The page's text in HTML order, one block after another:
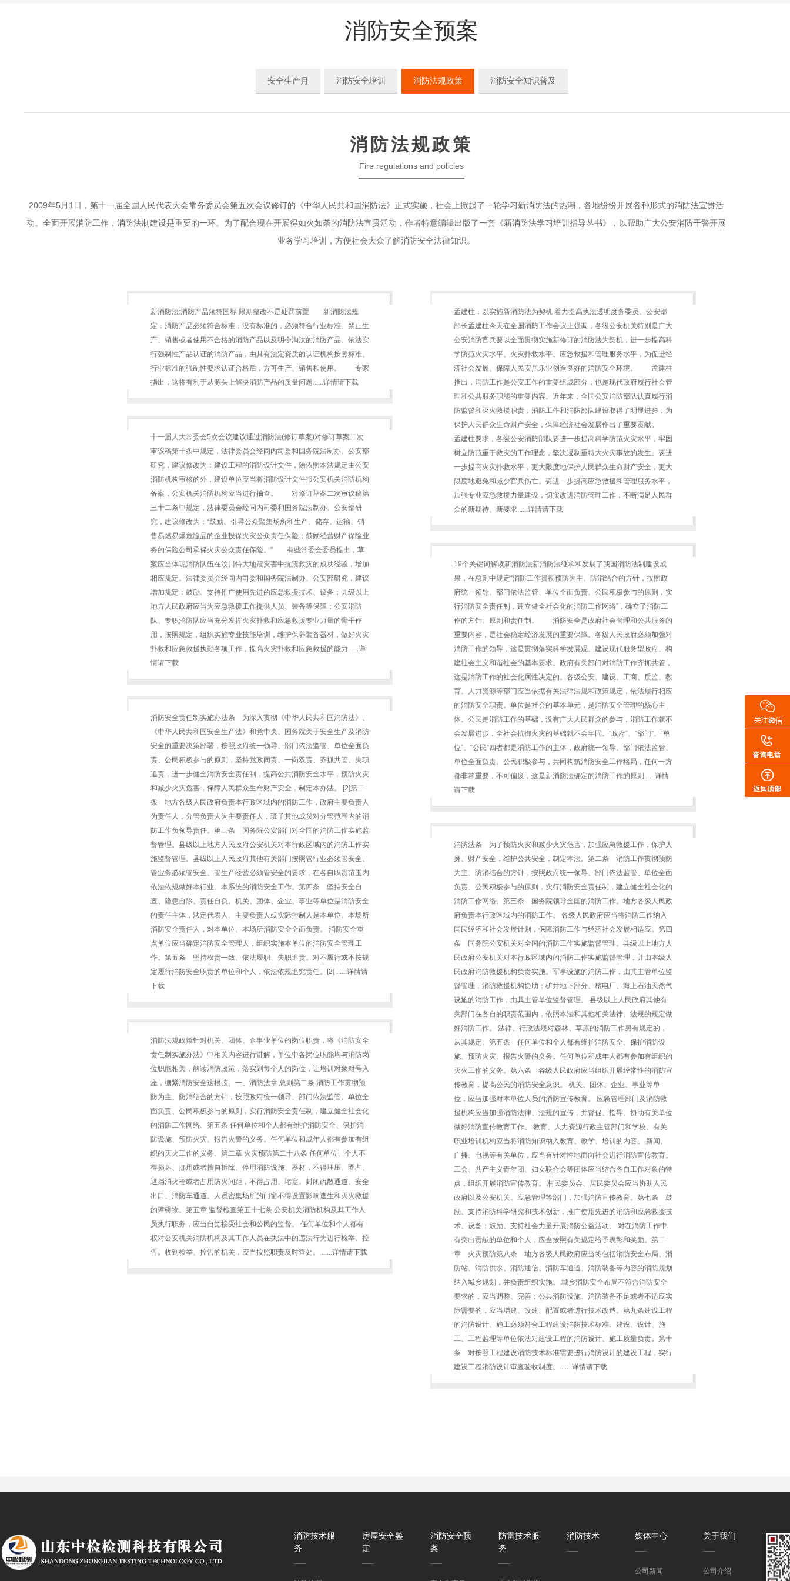
消防安全预案
安全生产月 消防安全培训 消防法规政策 消防安全知识普及
消防法规政策
Fire regulations and policies
2009年5月1日，第十一届全国人民代表大会常务委员会第五次会议修订的《中华人民共和国消防法》正式实施，社会上掀起了一轮学习新消防法的热潮，各地纷纷开展各种形式的消防法宣贯活
动。全面开展消防工作，消防法制建设是重要的一环。为了配合现在开展得如火如荼的消防法宣贯活动，作者特意编辑出版了一套《新消防法学习培训指导丛书》，以帮助广大公安消防干警开展
业务学习培训，方便社会大众了解消防安全法律知识。
新消防法:消防产品须符国标 限期整改不是处罚前置 新消防法规
定：消防产品必须符合标准；没有标准的，必须符合行业标准。禁止生
产、销售或者使用不合格的消防产品以及明令淘汰的消防产品。依法实
行强制性产品认证的消防产品，由具有法定资质的认证机构按照标准、
行业标准的强制性要求认证合格后，方可生产、销售和使用。 专家
指出，这将有利于从源头上解决消防产品的质量问题......详情请下载
十一届人大常委会5次会议建议通过消防法(修订草案)对修订草案二次
审议稿第十条中规定，法律委员会经同内司委和国务院法制办、公安部
研究，建议修改为：建设工程的消防设计文件，除依照本法规定由公安
消防机构审核的外，建设单位应当将消防设计文件报公安机关消防机构
备案，公安机关消防机构应当进行抽查。 对修订草案二次审议稿第
三十二条中规定，法律委员会经同内司委和国务院法制办、公安部研
究，建议修改为：“鼓励、引导公众聚集场所和生产、储存、运输、销
售易燃易爆危险品的企业投保火灾公众责任保险；鼓励经营财产保险业
务的保险公司承保火灾公众责任保险。” 有些常委会委员提出，草
案应当体现消防队伍在汶川特大地震灾害中抗震救灾的成功经验，增加
相应规定。法律委员会经同内司委和国务院法制办、公安部研究，建议
增加规定：鼓励、支持推广使用先进的应急救援技术、设备；县级以上
地方人民政府应当为应急救援工作提供人员、装备等保障；公安消防
队、专职消防队应当充分发挥火灾扑救和应急救援专业力量的骨干作
用，按照规定，组织实施专业技能培训，维护保养装备器材，做好火灾
扑救和应急救援执勤各项工作，提高火灾扑救和应急救援的能力......详
情请下载
消防安全责任制实施办法条 为深入贯彻《中华人民共和国消防法》、
《中华人民共和国安全生产法》和党中央、国务院关于安全生产及消防
安全的重要决策部署，按照政府统一领导、部门依法监管、单位全面负
责、公民积极参与的原则，坚持党政同责、一岗双责、齐抓共管、失职
追责，进一步健全消防安全责任制，提高公共消防安全水平，预防火灾
和减少火灾危害，保障人民群众生命财产安全，制定本办法。 [2]第二
条 地方各级人民政府负责本行政区域内的消防工作，政府主要负责人
为责任人，分管负责人为主要责任人，班子其他成员对分管范围内的消
防工作负领导责任。第三条 国务院公安部门对全国的消防工作实施监
督管理。县级以上地方人民政府公安机关对本行政区域内的消防工作实
施监督管理。县级以上人民政府其他有关部门按照管行业必须管安全、
管业务必须管安全、管生产经营必须管安全的要求，在各自职责范围内
依法依规做好本行业、本系统的消防安全工作。第四条 坚持安全自
查、隐患自除、责任自负。机关、团体、企业、事业等单位是消防安全
的责任主体，法定代表人、主要负责人或实际控制人是本单位、本场所
消防安全责任人，对本单位、本场所消防安全全面负责。 消防安全重
点单位应当确定消防安全管理人，组织实施本单位的消防安全管理工
作。第五条 坚持权责一致、依法履职、失职追责。对不履行或不按规
定履行消防安全职责的单位和个人，依法依规追究责任。[2] ......详情请
下载
消防法规政策针对机关、团体、企事业单位的岗位职责，将《消防安全
责任制实施办法》中相关内容进行讲解，单位中各岗位职能均与消防岗
位职能相关，解读消防政策，落实到每个人的岗位，让培训对象对号入
座，绷紧消防安全这根弦。一、消防法章 总则第二条 消防工作贯彻预
防为主、防消结合的方针，按照政府统一领导、部门依法监管、单位全
面负责、公民积极参与的原则，实行消防安全责任制，建立健全社会化
的消防工作网络。第五条 任何单位和个人都有维护消防安全、保护消
防设施、预防火灾、报告火警的义务。任何单位和成年人都有参加有组
织的灭火工作的义务。第二章 火灾预防第二十八条 任何单位、个人不
得损坏、挪用或者擅自拆除、停用消防设施、器材，不得埋压、圈占、
遮挡消火栓或者占用防火间距，不得占用、堵塞、封闭疏散通道、安全
出口、消防车通道。人员密集场所的门窗不得设置影响逃生和灭火救援
的障碍物。第五章 监督检查第五十七条 公安机关消防机构及其工作人
员执行职务，应当自觉接受社会和公民的监督。 任何单位和个人都有
权对公安机关消防机构及其工作人员在执法中的违法行为进行检举、控
告。收到检举、控告的机关，应当按照职责及时查处。 ......详情请下载
孟建柱：以实施新消防法为契机 着力提高执法透明度务委员、公安部
部长孟建柱今天在全国消防工作会议上强调，各级公安机关特别是广大
公安消防官兵要以全面贯彻实施新修订的消防法为契机，进一步提高科
学防范火灾水平、火灾扑救水平、应急救援和管理服务水平，为促进经
济社会发展、保障人民安居乐业创造良好的消防安全环境。 孟建柱
指出，消防工作是公安工作的重要组成部分，也是现代政府履行社会管
理和公共服务职能的重要内容。近年来，全国公安消防部队认真履行消
防监督和灭火救援职责，消防工作和消防部队建设取得了明显进步，为
保护人民群众生命财产安全，保障经济社会发展作出了重要贡献。
孟建柱要求，各级公安消防部队要进一步提高科学防范火灾水平，牢固
树立防范重于救灾的工作理念，坚决遏制重特大火灾事故的发生。要进
一步提高火灾扑救水平，更大限度地保护人民群众生命财产安全，更大
限度地避免和减少官兵伤亡。要进一步提高应急救援和管理服务水平，
加强专业应急救援力量建设，切实改进消防管理工作，不断满足人民群
众的新期待、新要求......详情请下载
19个关键词解读新消防法新消防法继承和发展了我国消防法制建设成
果，在总则中规定“消防工作贯彻预防为主、防消结合的方针，按照政
府统一领导、部门依法监管、单位全面负责、公民积极参与的原则，实
行消防安全责任制，建立健全社会化的消防工作网络”，确立了消防工
作的方针、原则和责任制。 消防安全是政府社会管理和公共服务的
重要内容，是社会稳定经济发展的重要保障。各级人民政府必须加强对
消防工作的领导，这是贯彻落实科学发展观、建设现代服务型政府、构
建社会主义和谐社会的基本要求。政府有关部门对消防工作齐抓共管，
这是消防工作的社会化属性决定的。各级公安、建设、工商、质监、教
育、人力资源等部门应当依据有关法律法规和政策规定，依法履行相应
的消防安全职责。单位是社会的基本单元，是消防安全管理的核心主
体。公民是消防工作的基础，没有广大人民群众的参与，消防工作就不
会发展进步，全社会抗御火灾的基础就不会牢固。“政府”、“部门”、“单
位”、“公民”四者都是消防工作的主体，政府统一领导、部门依法监管、
单位全面负责、公民积极参与，共同构筑消防安全工作格局，任何一方
都非常重要，不可偏废，这是新消防法确定的消防工作的原则......详情
请下载
消防法条 为了预防火灾和减少火灾危害，加强应急救援工作，保护人
身、财产安全，维护公共安全，制定本法。第二条 消防工作贯彻预防
为主、防消结合的方针，按照政府统一领导、部门依法监管、单位全面
负责、公民积极参与的原则，实行消防安全责任制，建立健全社会化的
消防工作网络。第三条 国务院领导全国的消防工作。地方各级人民政
府负责本行政区域内的消防工作。 各级人民政府应当将消防工作纳入
国民经济和社会发展计划，保障消防工作与经济社会发展相适应。第四
条 国务院公安机关对全国的消防工作实施监督管理。县级以上地方人
民政府公安机关对本行政区域内的消防工作实施监督管理，并由本级人
民政府消防救援机构负责实施。军事设施的消防工作，由其主管单位监
督管理，消防救援机构协助；矿井地下部分、核电厂、海上石油天然气
设施的消防工作，由其主管单位监督管理。 县级以上人民政府其他有
关部门在各自的职责范围内，依照本法和其他相关法律、法规的规定做
好消防工作。 法律、行政法规对森林、草原的消防工作另有规定的，
从其规定。第五条 任何单位和个人都有维护消防安全、保护消防设
施、预防火灾、报告火警的义务。任何单位和成年人都有参加有组织的
灭火工作的义务。第六条 各级人民政府应当组织开展经常性的消防宣
传教育，提高公民的消防安全意识。 机关、团体、企业、事业等单
位，应当加强对本单位人员的消防宣传教育。 应急管理部门及消防救
援机构应当加强消防法律、法规的宣传，并督促、指导、协助有关单位
做好消防宣传教育工作。 教育、人力资源行政主管部门和学校、有关
职业培训机构应当将消防知识纳入教育、教学、培训的内容。 新闻、
广播、电视等有关单位，应当有针对性地面向社会进行消防宣传教育。
工会、共产主义青年团、妇女联合会等团体应当结合各自工作对象的特
点，组织开展消防宣传教育。 村民委员会、居民委员会应当协助人民
政府以及公安机关、应急管理等部门，加强消防宣传教育。第七条 鼓
励、支持消防科学研究和技术创新，推广使用先进的消防和应急救援技
术、设备；鼓励、支持社会力量开展消防公益活动。 对在消防工作中
有突出贡献的单位和个人，应当按照有关规定给予表彰和奖励。第二
章 火灾预防第八条 地方各级人民政府应当将包括消防安全布局、消
防站、消防供水、消防通信、消防车通道、消防装备等内容的消防规划
纳入城乡规划，并负责组织实施。 城乡消防安全布局不符合消防安全
要求的，应当调整、完善；公共消防设施、消防装备不足或者不适应实
际需要的，应当增建、改建、配置或者进行技术改造。第九条建设工程
的消防设计、施工必须符合工程建设消防技术标准。建设、设计、施
工、工程监理等单位依法对建设工程的消防设计、施工质量负责。第十
条 对按照工程建设消防技术标准需要进行消防设计的建设工程，实行
建设工程消防设计审查验收制度。 ......详情请下载
消防技术服
务
房屋安全鉴
定
消防安全预
案
防雷技术服
务
消防技术 媒体中心
公司新闻
关于我们
公司介绍